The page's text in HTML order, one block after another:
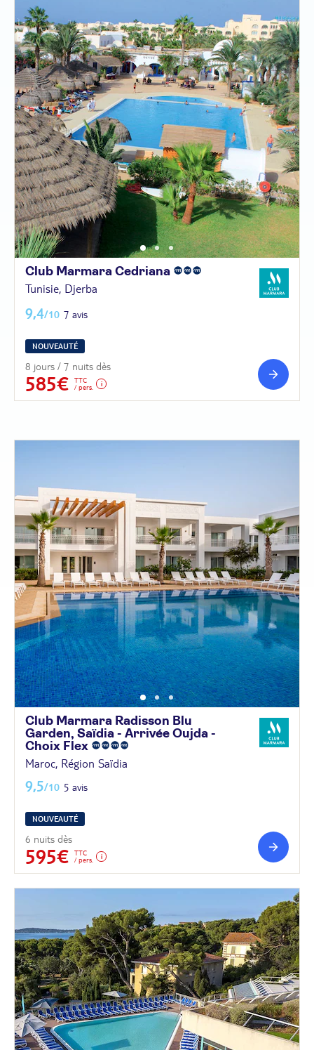
Club Marmara Cedriana
Tunisie, Djerba
9,4/10 7 avis
NOUVEAUTÉ
8 jours / 7 nuits dès
585€
TTC
/ pers.
Club Marmara Radisson Blu
Garden, Saïdia - Arrivée Oujda -
Choix Flex
Maroc, Région Saïdia
9,5/10 5 avis
NOUVEAUTÉ
6 nuits dès
595€
TTC
/ pers.